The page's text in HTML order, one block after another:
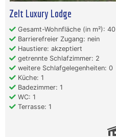
Zelt Luxury Lodge
Gesamt-Wohnfläche (in m²): 40
Barrierefreier Zugang: nein
Haustiere: akzeptiert
getrennte Schlafzimmer: 2
weitere Schlafgelegenheiten: 0
Küche: 1
Badezimmer: 1
WC: 1
Terrasse: 1